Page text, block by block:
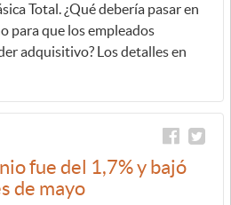
Total. ¿Qué debería pasar en
para que los empleados
adquisitivo? Los detalles en
fue del 1,7% y bajó
de mayo